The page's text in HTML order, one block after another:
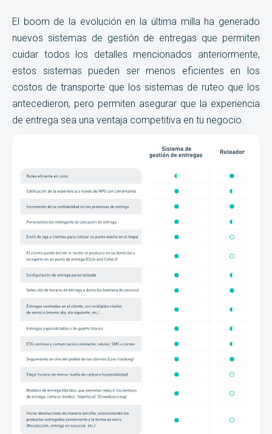
El boom de la evolución en la última milla ha generado
nuevos sistemas de gestión de entregas que permiten
cuidar todos los detalles mencionados anteriormente,
estos sistemas pueden ser menos eficientes en los
costos de transporte que los sistemas de ruteo que los
antecedieron, pero permiten asegurar que la experiencia
de entrega sea una ventaja competitiva en tu negocio.